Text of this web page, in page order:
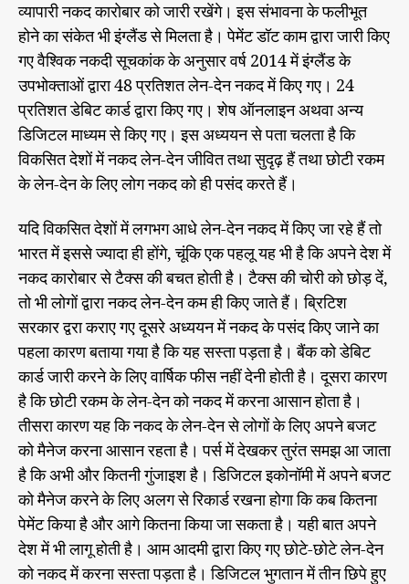
व्यापारी नकद कारोबार को जारी रखेंगे। इस संभावना के फलीभूत
होने का संकेत भी इंग्लैंड से मिलता है। पेमेंट डॉट काम द्वारा जारी किए
गए वैश्विक नकदी सूचकांक के अनुसार वर्ष 2014 में इंग्लैंड के
उपभोक्ताओं द्वारा 48 प्रतिशत लेन-देन नकद में किए गए। 24
प्रतिशत डेबिट कार्ड द्वारा किए गए। शेष ऑनलाइन अथवा अन्य
डिजिटल माध्यम से किए गए। इस अध्ययन से पता चलता है कि
विकसित देशों में नकद लेन-देन जीवित तथा सुदृढ़ हैं तथा छोटी रकम
के लेन-देन के लिए लोग नकद को ही पसंद करते हैं।
यदि विकसित देशों में लगभग आधे लेन-देन नकद में किए जा रहे हैं तो
भारत में इससे ज्यादा ही होंगे, चूंकि एक पहलू यह भी है कि अपने देश में
नकद कारोबार से टैक्स की बचत होती है। टैक्स की चोरी को छोड़ दें,
तो भी लोगों द्वारा नकद लेन-देन कम ही किए जाते हैं। ब्रिटिश
सरकार द्वरा कराए गए दूसरे अध्ययन में नकद के पसंद किए जाने का
पहला कारण बताया गया है कि यह सस्ता पड़ता है। बैंक को डेबिट
कार्ड जारी करने के लिए वार्षिक फीस नहीं देनी होती है। दूसरा कारण
है कि छोटी रकम के लेन-देन को नकद में करना आसान होता है।
तीसरा कारण यह कि नकद के लेन-देन से लोगों के लिए अपने बजट
को मैनेज करना आसान रहता है। पर्स में देखकर तुरंत समझ आ जाता
है कि अभी और कितनी गुंजाइश है। डिजिटल इकोनॉमी में अपने बजट
को मैनेज करने के लिए अलग से रिकार्ड रखना होगा कि कब कितना
पेमेंट किया है और आगे कितना किया जा सकता है। यही बात अपने
देश में भी लागू होती है। आम आदमी द्वारा किए गए छोटे-छोटे लेन-देन
को नकद में करना सस्ता पड़ता है। डिजिटल भुगतान में तीन छिपे हुए